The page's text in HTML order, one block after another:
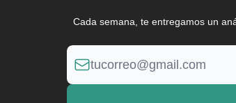
Cada semana, te entregamos un